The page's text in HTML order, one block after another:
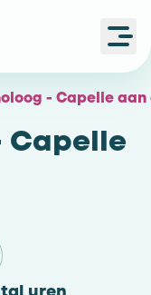
- Capelle aan
Capelle